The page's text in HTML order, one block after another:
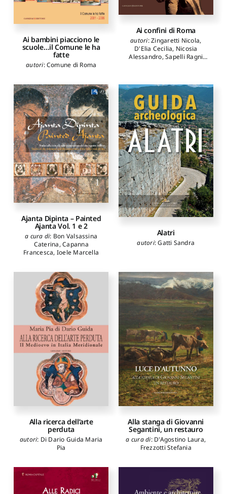
Ai bambini piacciono le
scuole…il Comune le ha
fatte
autori:Comune di Roma
Ai confini di Roma
autori:Zingaretti Nicola,
D'Elia Cecilia, Nicosia
Alessandro,Sapelli Ragni
Ajanta Dipinta – Painted
Ajanta Vol. 1 e 2
a cura di: Bon Valsassina
Caterina,Capanna
Francesca, Ioele Marcella
Alatri
autori:Gatti Sandra
Alla ricerca dell’arte
perduta
autori: Di Dario Guida Maria
Pia
Alla stanga di Giovanni
Segantini, un restauro
a cura di: D'Agostino Laura,
Frezzotti Stefania